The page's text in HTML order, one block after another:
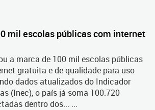
mil escolas públicas com internet
a marca de 100 mil escolas públicas
gratuita e de qualidade para uso
dados atualizados do Indicador
(Inec), o país já soma 100.720
dentro dos... ...